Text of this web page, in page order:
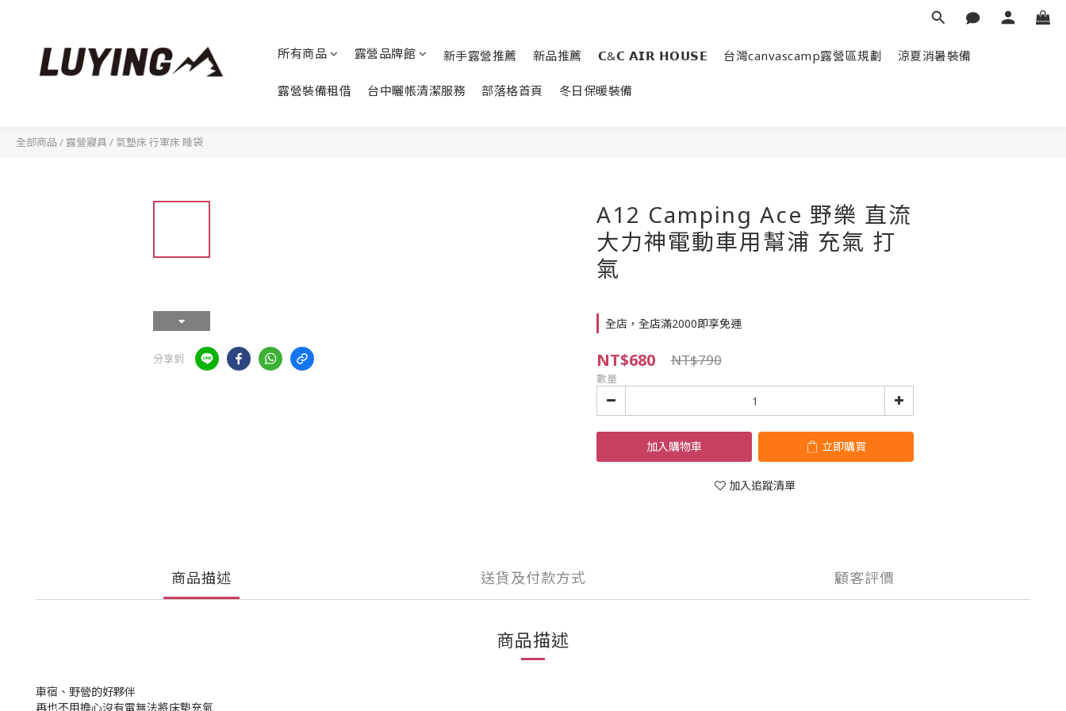
所有商品 露營品牌館 新手露營推薦 新品推薦 𝗖&𝗖 𝗔𝗜𝗥 𝗛𝗢𝗨𝗦𝗘 台灣canvascamp露營區規劃 涼夏消暑裝備
露營裝備租借 台中曬帳清潔服務 部落格首頁 冬日保暖裝備
全部商品 / 露營寢具/ 氣墊床 行軍床 睡袋
分享到
A12 Camping Ace 野樂 直流
大力神電動車用幫浦 充氣 打
氣
全店，全店滿2000即享免運
NT$680 NT$790
數量
加入購物車 立即購買
加入追蹤清單
商品描述 送貨及付款方式 顧客評價
商品描述
車宿、野營的好夥伴
再也不用擔心沒有電無法將床墊充氣